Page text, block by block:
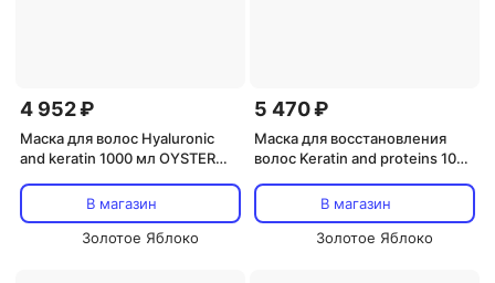
4 952 ₽
Маска для волос Hyaluronic
and keratin 1000 мл OYSTER
В магазин
Золотое Яблоко
5 470 ₽
Маска для восстановления
волос Keratin and proteins 1000
В магазин
Золотое Яблоко